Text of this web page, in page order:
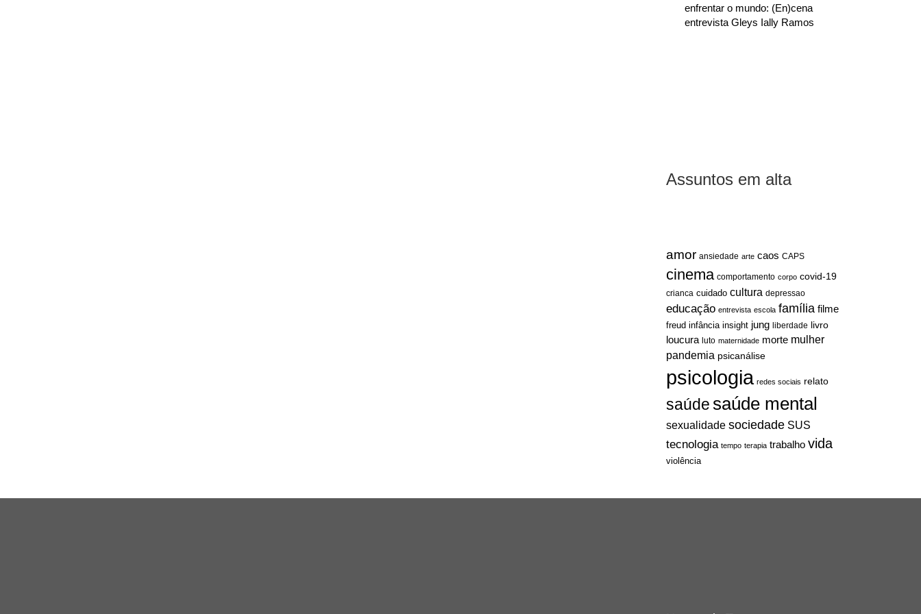
enfrentar o mundo: (En)cena
entrevista Gleys Ially Ramos
Assuntos em alta
amor ansiedade arte caos CAPS
cinema comportamento corpo covid-19
crianca cuidado cultura depressao
educação entrevista escola família filme
freud infância insight jung liberdade livro
loucura luto maternidade morte mulher
pandemia psicanálise
psicologia redes sociais relato
saúdesaúde mental
sexualidade sociedade SUS
tecnologia tempo terapia trabalho vida
violência